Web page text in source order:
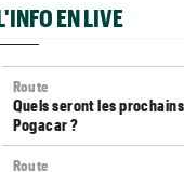
EN LIVE
Route
Quels seront les
Pogacar ?
Route